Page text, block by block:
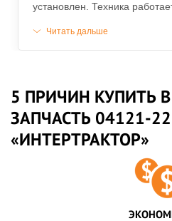
установлен. Техника
Читать дальше
5 ПРИЧИН КУПИТЬ
ЗАПЧАСТЬ 04121-
«ИНТЕРТРАКТОР»